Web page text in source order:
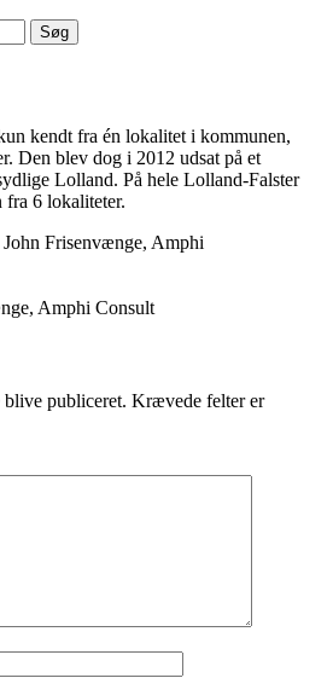
kendt fra én lokalitet i kommunen,
Den blev dog i 2012 udsat på et
Lolland. På hele Lolland-Falster
fra 6 lokaliteter.
Amphi Consult
publiceret. Krævede felter er